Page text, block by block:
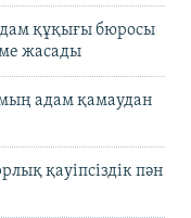
құқығы бюросы
жасады
адам қамаудан
қауіпсіздік пән